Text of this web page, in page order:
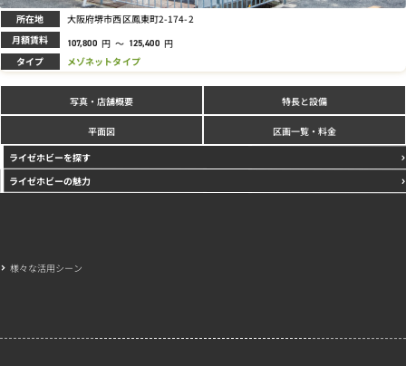
所在地 大阪府堺市西区鳳東町2-174-2
月額賃料 107,800 円 ～ 125,400 円
タイプ メゾネットタイプ
写真・店舗概要 特長と設備
平面図 区画一覧・料金
ライゼホビーを探す
ライゼホビーの魅力
様々な活用シーン